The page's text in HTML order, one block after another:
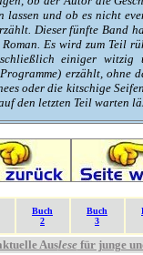
und ob es nicht
Dieser fünfte Band
Es wird zum Teil
einiger witzig
erzählt,
oder die kitschige
den letzten Teil warten
Buch
2
Buch
3
Auslesefür junge